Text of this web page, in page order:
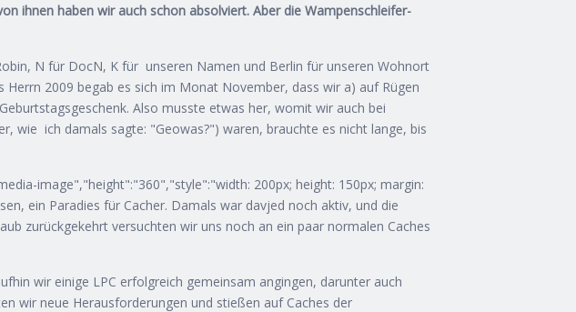
ihnen haben wir auch schon absolviert. Aber die Wampenschleifer-
N für DocN, K für unseren Namen und Berlin für unseren Wohnort
2009 begab es sich im Monat November, dass wir a) auf Rügen
Also musste etwas her, womit wir auch bei
wie ich damals sagte: "Geowas?") waren, brauchte es nicht lange, bis
image","height":"360","style":"width: 200px; height: 150px; margin:
ein Paradies für Cacher. Damals war davjed noch aktiv, und die
zurückgekehrt versuchten wir uns noch an ein paar normalen Caches
wir einige LPC erfolgreich gemeinsam angingen, darunter auch
wir neue Herausforderungen und stießen auf Caches der